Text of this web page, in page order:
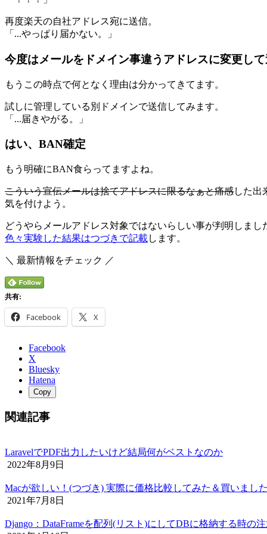
再度楽天の自社アドレス宛に送信。
「...やっぱり届かない。」
今度はメールをドメイン事違うアドレスに変更して
もうこの時点で何となく理由は分かってきてます。
試しに管理している別ドメインで送信してみます。
「...届きやがる。」
はい、BAN確定
もう明確にBAN食らってますよね。
こういう宣伝メールは捨てアドレスに限るなぁと痛感した出
気を付けよう。
どうやらメールアドレス対象ではないらしい事が判明しまし
色々実験した結果はつづきで記載します。
＼ 最新情報をチェック ／
共有:
Facebook X
Facebook
X
Bluesky
Hatena
Copy
関連記事
LaravelでPDF出力したいけど結局何がベストなのか
2022年8月9日
Macが欲しい！(つづき) 実際に価格比較してみた＆買いました
2021年7月8日
Django：DataFrameを配列(リスト)にしてDBに格納する時の